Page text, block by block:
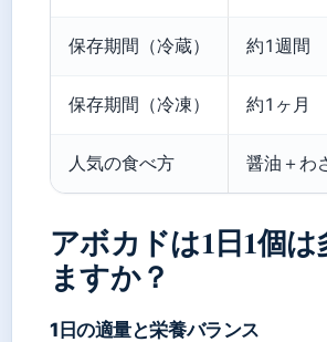
保存期間（冷蔵） 約1週間
保存期間（冷凍） 約1ヶ月
人気の食べ方 醤油＋わ
アボカドは1日1個
ますか？
1日の適量と栄養バランス